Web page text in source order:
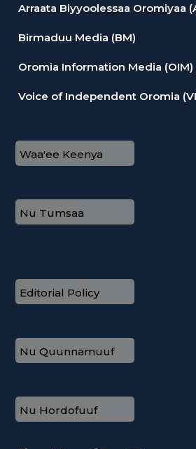
Arraata Biyyoolessaa Oromiyaa
Birmaduu Media (BM)
Oromia Information Media (OIM)
Voice of Independent Oromia
Waa'ee Keenya
Nu Tumsaa
Editorial Policy
Nu Quunnamuuf
Nu Hordofuuf